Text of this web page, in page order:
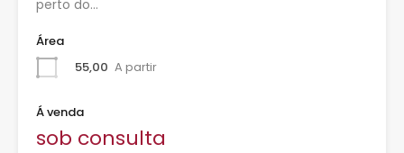
perto do…
Área
55,00 A partir
Á venda
sob consulta